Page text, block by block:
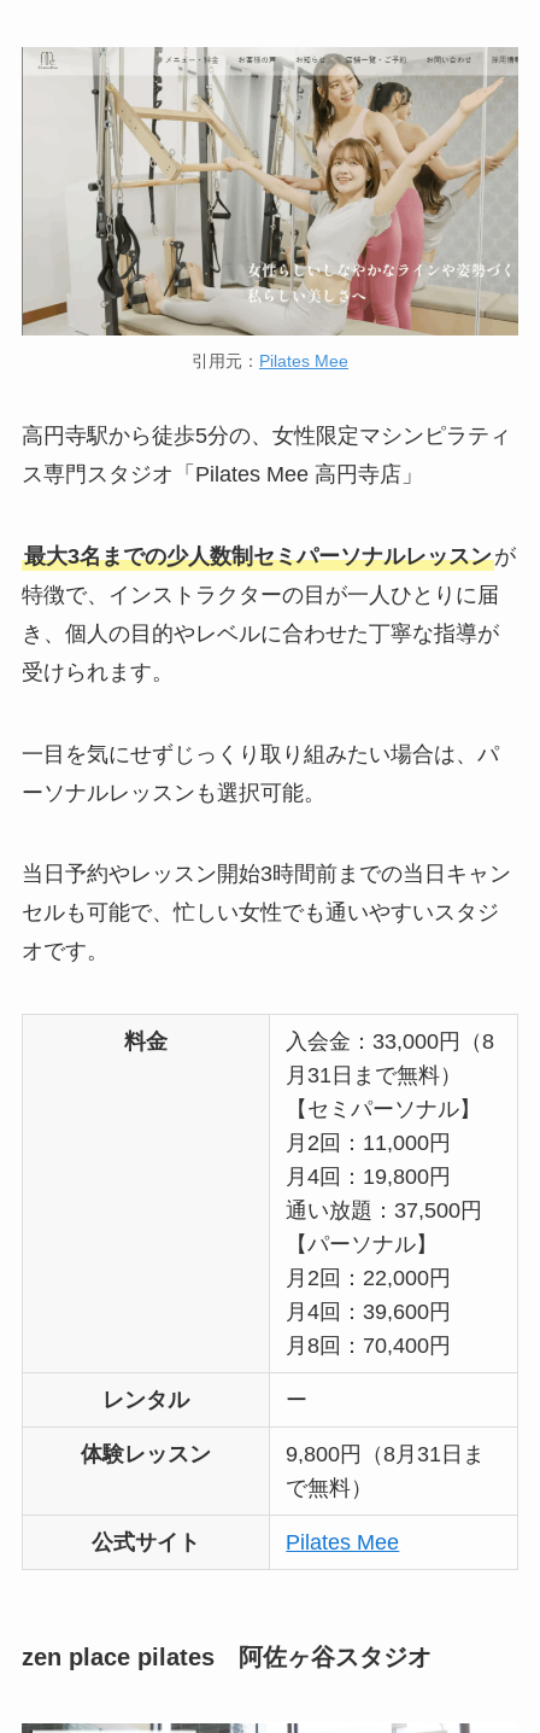
引用元： Pilates Mee
高円寺駅から徒歩5分の、女性限定マシンピラティ
ス専門スタジオ「Pilates Mee 高円寺店」
最大3名までの少人数制セミパーソナルレッスンが
特徴で、インストラクターの目が一人ひとりに届
き、個人の目的やレベルに合わせた丁寧な指導が
受けられます。
一目を気にせずじっくり取り組みたい場合は、パ
ーソナルレッスンも選択可能。
当日予約やレッスン開始3時間前までの当日キャン
セルも可能で、忙しい女性でも通いやすいスタジ
オです。
料金
入会金：33,000円（8
月31日まで無料）
【セミパーソナル】
月2回：11,000円
月4回：19,800円
通い放題：37,500円
【パーソナル】
月2回：22,000円
月4回：39,600円
月8回：70,400円
レンタル ー
体験レッスン
9,800円（8月31日ま
で無料）
公式サイト Pilates Mee
zen place pilates 阿佐ヶ谷スタジオ